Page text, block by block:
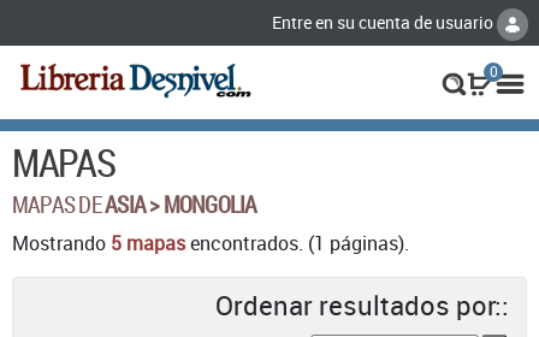
Entre en su cuenta de usuario
0
MAPAS
MAPAS DEASIA > MONGOLIA
Mostrando 5 mapasencontrados. (1 páginas).
Ordenar resultados por::